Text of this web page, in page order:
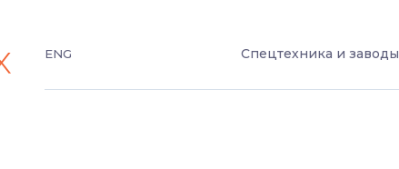
ENG Спецтехника и заводы